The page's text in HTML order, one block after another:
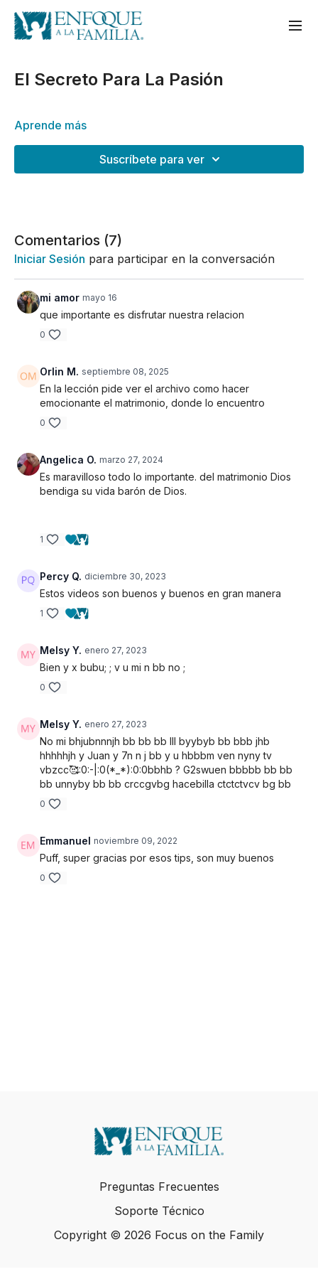
El Secreto Para La Pasión
Aprende más
Suscríbete para ver
Comentarios (7)
Iniciar Sesión para participar en la conversación
mi amor mayo 16
que importante es disfrutar nuestra relacion
0
Orlin M. septiembre 08, 2025
En la lección pide ver el archivo como hacer
emocionante el matrimonio, donde lo encuentro
0
Angelica O. marzo 27, 2024
Es maravilloso todo lo importante. del matrimonio Dios
bendiga su vida barón de Dios.
1
Percy Q. diciembre 30, 2023
Estos videos son buenos y buenos en gran manera
1
Melsy Y. enero 27, 2023
Bien y x bubu; ; v u mi n bb no ;
0
Melsy Y. enero 27, 2023
No mi bhjubnnnjh bb bb bb lll byybyb bb bbb jhb
hhhhhjh y Juan y 7n n j bb y u hbbbm ven nyny tv
vbzcc🥰:⁠0:⁠-⁠|:⁠0(⁠*⁠_⁠*⁠):⁠0:⁠0bbhb ? G2swuen bbbbb bb bb
bb unnyby bb bb crccgvbg hacebilla ctctctvcv bg bb
0
Emmanuel noviembre 09, 2022
Puff, super gracias por esos tips, son muy buenos
0
Preguntas Frecuentes
Soporte Técnico
Copyright © 2026 Focus on the Family